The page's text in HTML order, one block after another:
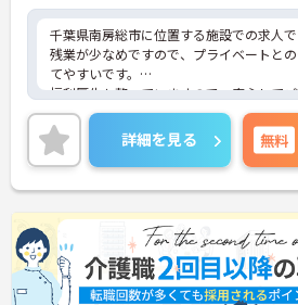
千葉県南房総市に位置する施設での求人で
残業が少なめですので、プライベートと
てやすいです。
福利厚生も整っていますので、安心して
いただけます。
ご興味のある方は、お気軽にお問い合わせ
い。
詳細を見る 無料